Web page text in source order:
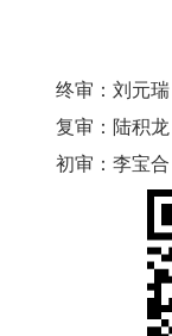
终审： 刘元瑞
复审： 陆积龙
初审： 李宝合